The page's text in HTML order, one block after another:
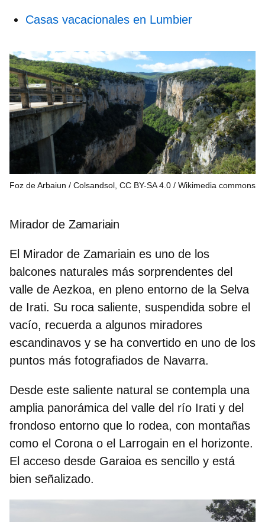
Casas vacacionales en Lumbier
Foz de Arbaiun / Colsandsol, CC BY-SA 4.0 Wikimedia commons
Mirador de Zamariain
El Mirador de Zamariain es uno de los
balcones naturales más sorprendentes del
valle de Aezkoa, en pleno entorno de la Selva
de Irati. Su roca saliente, suspendida sobre el
vacío, recuerda a algunos miradores
escandinavos y se ha convertido en uno de los
puntos más fotografiados de Navarra.
Desde este saliente natural se contempla una
amplia panorámica del valle del río Irati y del
frondoso entorno que lo rodea, con montañas
como el Corona o el Larrogain en el horizonte.
El acceso desde Garaioa es sencillo y está
bien señalizado.